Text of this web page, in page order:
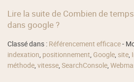
Lire la suite de Combien de
dans google ?
Classé dans : Référencement efficace-
indexation, positionnement, Google, site,
méthode,vitesse,SearchConsole,